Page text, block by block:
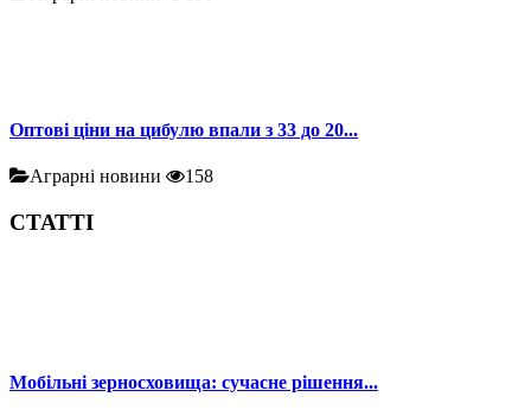
Оптові ціни на цибулю впали з 33 до 20...
Аграрні новини 158
СТАТТІ
Мобільні зерносховища: сучасне рішення...